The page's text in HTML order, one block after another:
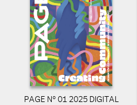
PAGE N° 01 2025 DIGITAL